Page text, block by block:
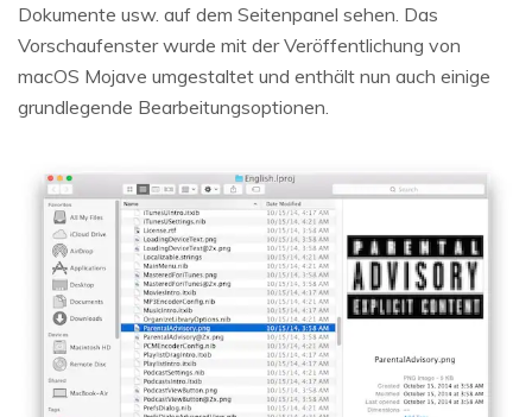
Dokumente usw. auf dem Seitenpanel sehen. Das
Vorschaufenster wurde mit der Veröffentlichung von
macOS Mojave umgestaltet und enthält nun auch einige
grundlegende Bearbeitungsoptionen.